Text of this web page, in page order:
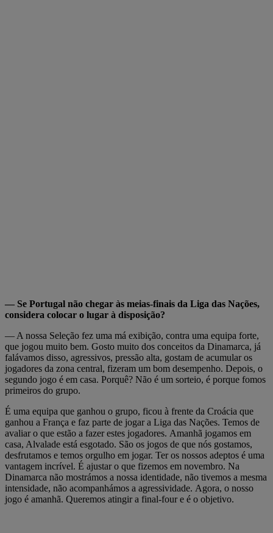
— Se Portugal não chegar às meias-finais da Liga das Nações,
considera colocar o lugar à disposição?
— A nossa Seleção fez uma má exibição, contra uma equipa forte,
que jogou muito bem. Gosto muito dos conceitos da Dinamarca, já
falávamos disso, agressivos, pressão alta, gostam de acumular os
jogadores da zona central, fizeram um bom desempenho. Depois, o
segundo jogo é em casa. Porquê? Não é um sorteio, é porque fomos
primeiros do grupo.
É uma equipa que ganhou o grupo, ficou à frente da Croácia que
ganhou a França e faz parte de jogar a Liga das Nações. Temos de
avaliar o que estão a fazer estes jogadores. Amanhã jogamos em
casa, Alvalade está esgotado. São os jogos de que nós gostamos,
desfrutamos e temos orgulho em jogar. Ter os nossos adeptos é uma
vantagem incrível. É ajustar o que fizemos em novembro. Na
Dinamarca não mostrámos a nossa identidade, não tivemos a mesma
intensidade, não acompanhámos a agressividade. Agora, o nosso
jogo é amanhã. Queremos atingir a final-four e é o objetivo.